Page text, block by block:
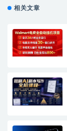
相关文章